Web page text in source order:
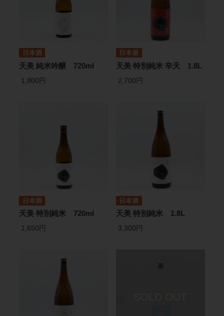
日本酒
天美 純米吟醸 720ml
1,800円
日本酒
天美 特別純米 辛天 1.8L
2,700円
日本酒
天美 特別純米 720ml
1,650円
日本酒
天美 特別純米 1.8L
3,300円